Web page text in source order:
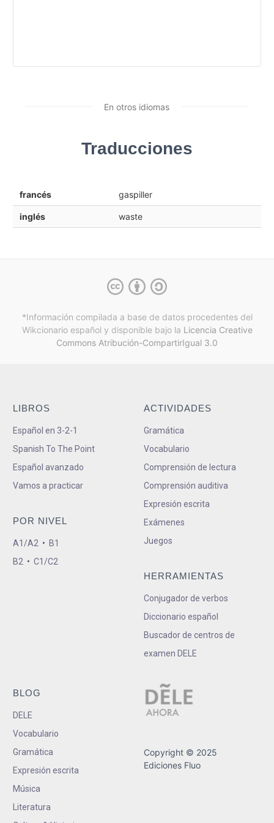
En otros idiomas
Traducciones
francés gaspiller
inglés waste
*Información compilada a base de datos procedentes del
Wikcionario español y disponible bajo la Licencia Creative
Commons Atribución-CompartirIgual 3.0
LIBROS
Español en 3-2-1
Spanish To The Point
Español avanzado
Vamos a practicar
POR NIVEL
A1/A2 • B1
B2 • C1/C2
ACTIVIDADES
Gramática
Vocabulario
Comprensión de lectura
Comprensión auditiva
Expresión escrita
Exámenes
Juegos
HERRAMIENTAS
Conjugador de verbos
Diccionario español
Buscador de centros de
examen DELE
BLOG
DELE
Vocabulario
Gramática
Expresión escrita
Música
Literatura
Copyright © 2025
Ediciones Fluo